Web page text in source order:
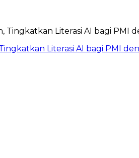
Literasi AI bagi PMI